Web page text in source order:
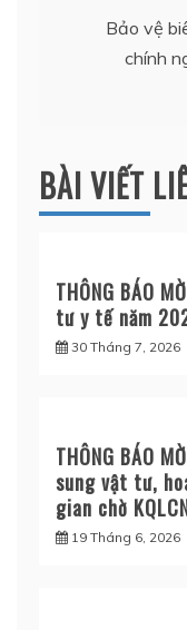
Bảo vệ
chính
BÀI VIẾT
THÔNG BÁO
tư y tế năm
30 Tháng 7, 2026
THÔNG BÁO
sung vật tư,
gian chờ
19 Tháng 6, 2026